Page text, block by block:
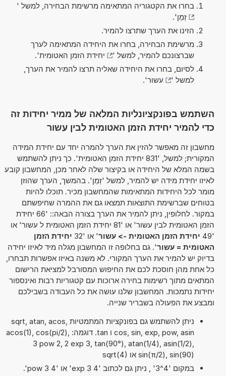
בחרו את הקטגוריה המתאימה מרשימת הבחירה, למשל '
זְמַן'.
הזינו את הערך שתרצו להמיר.
מרשימת הבחירה, בחרו את היחידה המתאימה לערך
שברצונכם להמיר, למשל '
יחידת הזמן האטומית'.
לסיום, בחרו את היחידה שאליה תרצו להמיר את הערך,
למשל '
עשור'.
השתמש בפונקציונליות המלאה של ממיר יחידות זה
כדי להמיר יחידת הזמן האטומית לבין עשור
מחשבון זה מאפשר להזין את הערך להמרה יחד עם יחידת המידה
המקורית; למשל, '831 יחידת הזמן האטומית'. כך ניתן להשתמש
בשמה המלא של היחידה או בקיצור שלה לאחר מכן, המחשבון קובע
לאיזו יחידת מידה יש להמיר, למשל 'זְמַן'. בהמשך, הערך שהוזן
מומר לכל היחידות המתאימות שהמחשבון מכיר. תוכלו להיות
בטוחים שברשימת התוצאות תמצאו גם את ההמרה שחיפשתם
במקור. לחלופין, ניתן להמיר את הערך בצורה הבאה:: '66 יחידת
הזמן האטומית לבין עשור' או '81 יחידת הזמן האטומית ל עשור' או
'49
יחידת הזמן האטומית -> עשור' או '32
יחידת הזמן
האטומית = עשור'. גם בחלופה זו המחשבון מגלה מיד לאיזו יחידה
בדיוק יש להמיר את הערך המקורי. לא משנה באיזו אפשרות תבחרו,
כל אחת מהן חוסכת לכם את החיפוש המסורבל למציאת הרישום
המתאים מתוך רשימות בחירה ארוכות עם קטגוריות רבות ואינספור
יחידות נתמכות. המחשבון שלנו עושה את כל העבודה בשבילכם
ומבצע את הפעולה בשבריר שנייה.
ניתן להשתמש גם בפונקציות המתמטיות sqrt, atan, acos,
cos, sin, exp, pow, asin ו tan. דוגמה: acos(1), cos(pi/2),
3 pow 2, 2 exp 3, tan(90°), atan(1/4), asin(1/2),
sin(π/2), sin(90) או sqrt(4)
במקום '4^3' , ניתן גם לכתוב '4 exp 3' או '4 pow 3'.